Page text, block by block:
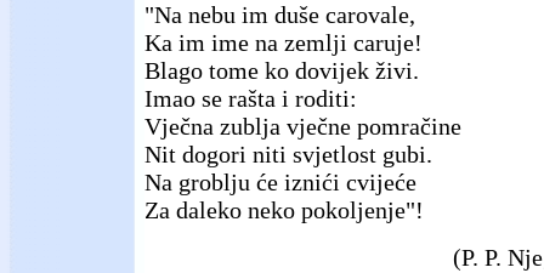
"Na nebu im duše carovale,
Ka im ime na zemlji caruje!
Blago tome ko dovijek živi.
Imao se rašta i roditi:
Vječna zublja vječne pomračine
Nit dogori niti svjetlost gubi.
Na groblju će iznići cvijeće
Za daleko neko pokoljenje"!
(P. P.